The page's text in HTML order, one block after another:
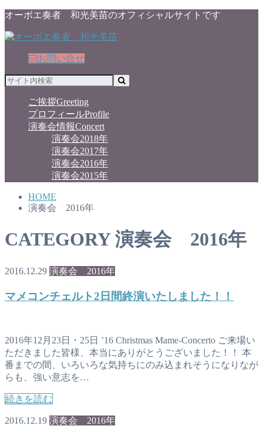
オーボエ奏者 和光美苗のオフィシャルサイトです
お問い合せ
ご挨拶Greeting
プロフィールProfile
演奏会情報Concert
演奏会2018年
演奏会2017年
演奏会2016年
演奏会2015年
HOME
演奏会 2016年
CATEGORY演奏会 2016年
2016.12.29 演奏会 2016年
マメコンチェルト2日間終演いたしました！！
2016年12月23日・25日 ’16 Christmas Mame-Concerto ご来場い
ただきました皆様、本当にありがとうございました！！ 本
番までの間、いろいろな気持ちにのみ込まれそうになりなが
らも、強い意志を…
続きを読む
2016.12.19 演奏会 2016年